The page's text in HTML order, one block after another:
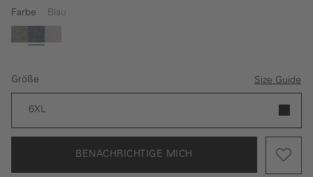
Farbe Blau
GrünBlau Grau
Größe Size Guide
6XL
BENACHRICHTIGE MICH